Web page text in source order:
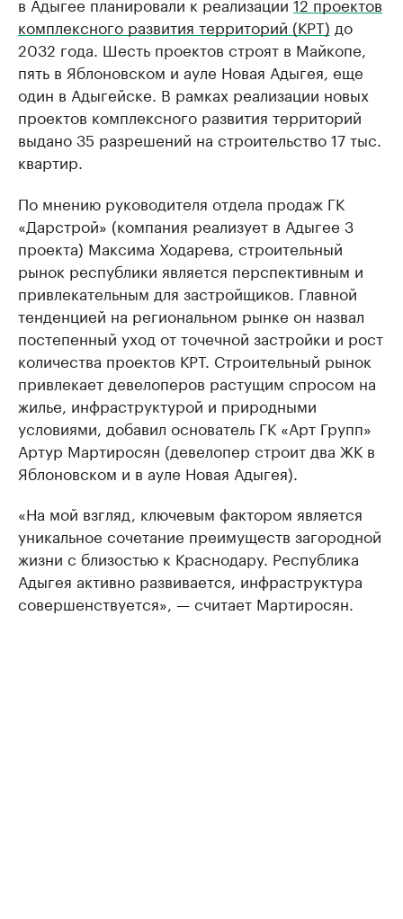
комплексного развития территорий (КРТ) до
2032 года. Шесть проектов строят в Майкопе,
пять в Яблоновском и ауле Новая Адыгея, еще
один в Адыгейске. В рамках реализации новых
проектов комплексного развития территорий
выдано 35 разрешений на строительство 17 тыс.
квартир.
По мнению руководителя отдела продаж ГК
«Дарстрой» (компания реализует в Адыгее 3
проекта) Максима Ходарева, строительный
рынок республики является перспективным и
привлекательным для застройщиков. Главной
тенденцией на региональном рынке он назвал
постепенный уход от точечной застройки и рост
количества проектов КРТ. Строительный рынок
привлекает девелоперов растущим спросом на
жилье, инфраструктурой и природными
условиями, добавил основатель ГК «Арт Групп»
Артур Мартиросян (девелопер строит два ЖК в
Яблоновском и в ауле Новая Адыгея).
«На мой взгляд, ключевым фактором является
уникальное сочетание преимуществ загородной
жизни с близостью к Краснодару. Республика
Адыгея активно развивается, инфраструктура
совершенствуется», — считает Мартиросян.